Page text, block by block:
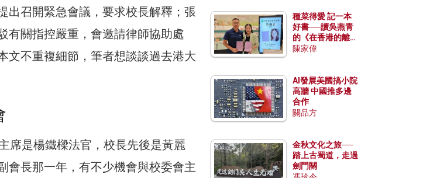
出召開緊急會議，要求校長解釋；張
有關指控嚴重，會邀請律師協助處
文不重複細節，筆者想談談過去港大
席是楊鐵樑法官，校長先後是黃麗
會長那一年，有不少機會與校委會主
種菜得愛 記一本
好書──讀吳燕青
的《在香港的離島
種菜》
陳家偉
AI發展美國搞小院
高牆 中國推多邊
合作
關品方
金秋文化之旅──
踏上古蜀道，走過
劍門關